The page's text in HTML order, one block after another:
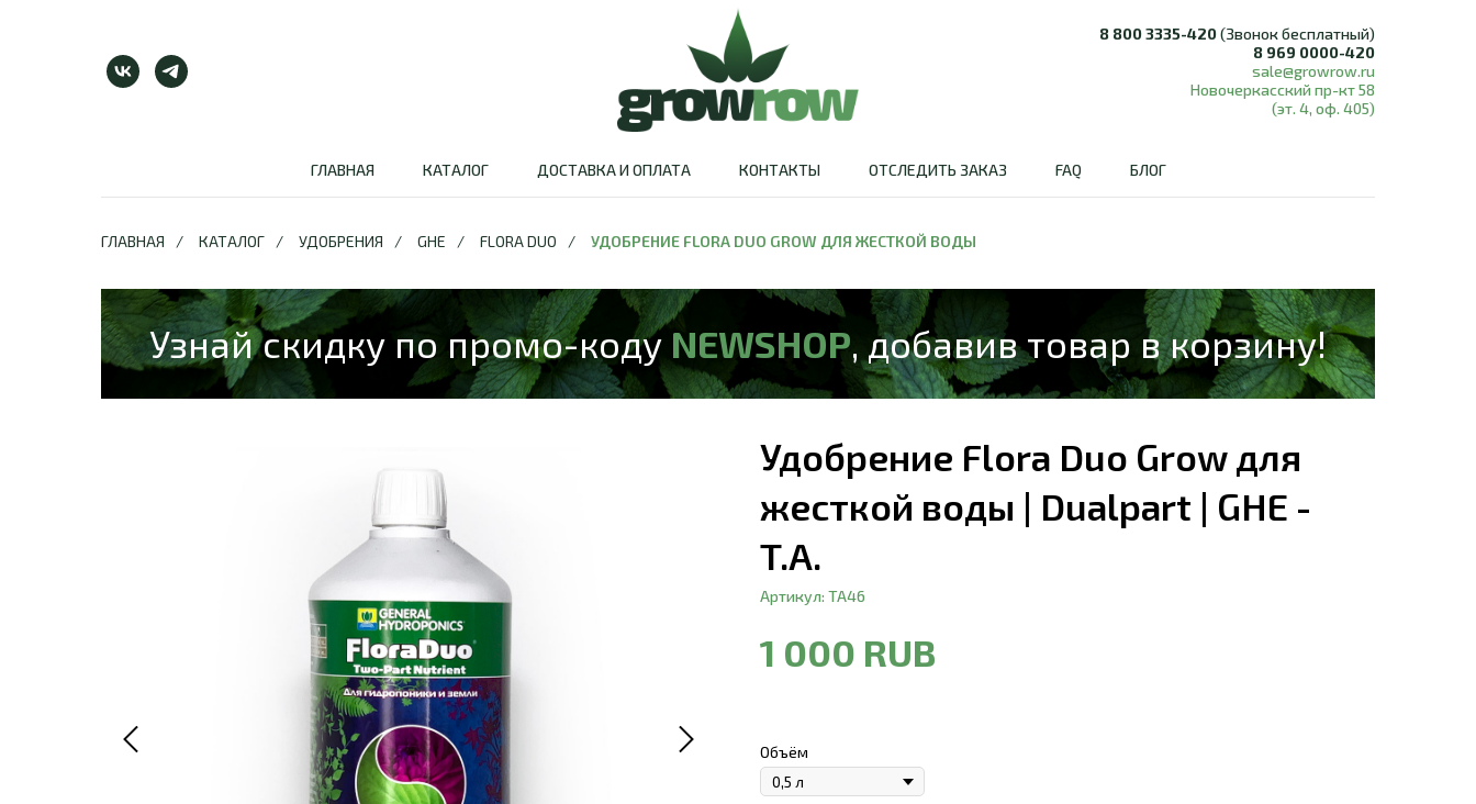
8 800 3335-420(Звонок бесплатный)
8 969 0000-420
sale@growrow.ru
Новочеркасский пр-кт 58
(эт. 4, оф. 405)
ГЛАВНАЯ КАТАЛОГ ДОСТАВКА И ОПЛАТА КОНТАКТЫ ОТСЛЕДИТЬ ЗАКАЗ FAQ БЛОГ
ГЛАВНАЯ / КАТАЛОГ / УДОБРЕНИЯ / GHE / FLORA DUO / УДОБРЕНИЕ FLORA DUO GROW ДЛЯ ЖЕСТКОЙ ВОДЫ
Узнай скидку по промо-коду NEWSHOP, добавив товар в корзину!
Удобрение Flora Duo Grow для
жесткой воды | Dualpart | GHE -
T.A.
Артикул: TA46
1 000 RUB
Объём